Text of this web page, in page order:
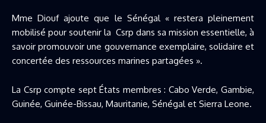
Mme Diouf ajoute que le Sénégal « restera pleinement
mobilisé pour soutenir la Csrp dans sa mission essentielle, à
savoir promouvoir une gouvernance exemplaire, solidaire et
concertée des ressources marines partagées ».
La Csrp compte sept États membres : Cabo Verde, Gambie,
Guinée, Guinée-Bissau, Mauritanie, Sénégal et Sierra Leone.